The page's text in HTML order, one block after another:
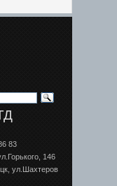
83
146
ул.Шахтеров